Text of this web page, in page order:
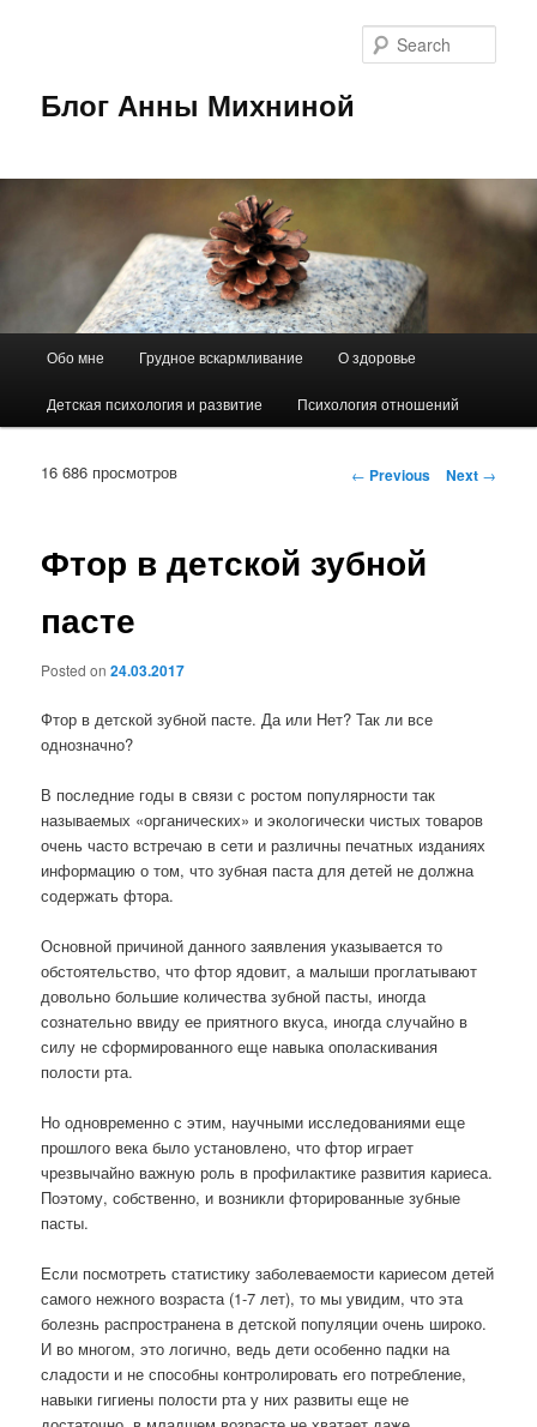
Блог Анны Михниной
Skip
to
primary
Обо мне Грудное вскармливание О здоровье
Детская психология и развитие Психология отношений
16 686 просмотров
Post
← Previous Next →
Фтор в детской зубной
пасте
Posted on24.03.2017
Фтор в детской зубной пасте. Да или Нет? Так ли все
однозначно?
В последние годы в связи с ростом популярности так
называемых «органических» и экологически чистых товаров
очень часто встречаю в сети и различны печатных изданиях
информацию о том, что зубная паста для детей не должна
содержать фтора.
Основной причиной данного заявления указывается то
обстоятельство, что фтор ядовит, а малыши проглатывают
довольно большие количества зубной пасты, иногда
сознательно ввиду ее приятного вкуса, иногда случайно в
силу не сформированного еще навыка ополаскивания
полости рта.
Но одновременно с этим, научными исследованиями еще
прошлого века было установлено, что фтор играет
чрезвычайно важную роль в профилактике развития кариеса.
Поэтому, собственно, и возникли фторированные зубные
пасты.
Если посмотреть статистику заболеваемости кариесом детей
самого нежного возраста (1-7 лет), то мы увидим, что эта
болезнь распространена в детской популяции очень широко.
И во многом, это логично, ведь дети особенно падки на
сладости и не способны контролировать его потребление,
навыки гигиены полости рта у них развиты еще не